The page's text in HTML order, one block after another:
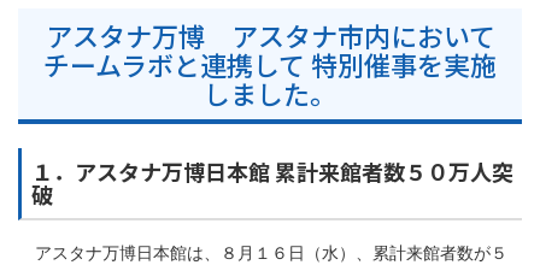
アスタナ万博 アスタナ市内において
チームラボと連携して 特別催事を実施
しました。
１．アスタナ万博日本館 累計来館者数５０万人突
破
アスタナ万博日本館は、８月１６日（水）、累計来館者数が５